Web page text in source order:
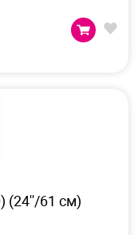
(24''/61 см)